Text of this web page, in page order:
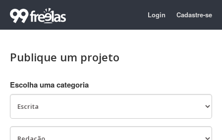
Login Cadastre-se
Publique um projeto
Escolha uma categoria